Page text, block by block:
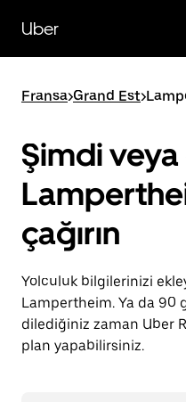
içeriğe
gidinUber
Fransa>Grand Est>
Şimdi
çağırın
Yolculuk bilgilerinizi
Lampertheim. Ya da 90
dilediğiniz zaman Uber
plan yapabilirsiniz.